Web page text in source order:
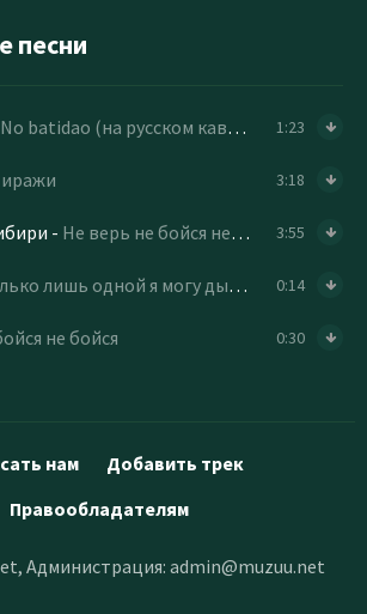
песни
No batidao (на русском кавер) 1:23
3:18
- Не верь не бойся не проси 3:55
лишь одной я могу дышать 0:14
не бойся 0:30
нам
Добавить трек
Правообладателям
Администрация: admin@muzuu.net